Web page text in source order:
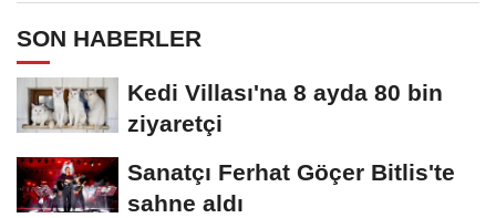
SON HABERLER
Kedi Villası'na 8 ayda 80 bin
ziyaretçi
Sanatçı Ferhat Göçer Bitlis'te
sahne aldı